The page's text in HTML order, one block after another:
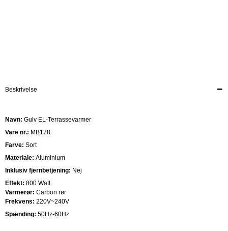
Beskrivelse
Navn: Gulv EL-Terrassevarmer
Vare nr.: MB178
Farve: Sort
Materiale: Aluminium
Inklusiv fjernbetjening: Nej
Effekt: 800 Watt
Varmerør: Carbon rør
Frekvens: 220V~240V
Spænding: 50Hz-60Hz